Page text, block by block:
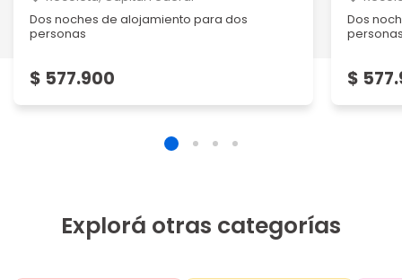
Dos noches de alojamiento para dos
personas
$ 577.900
Dos
$
Explorá otras categorías